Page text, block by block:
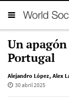
Un
Portugal
Alejandro López, Alex
30 abril 2025